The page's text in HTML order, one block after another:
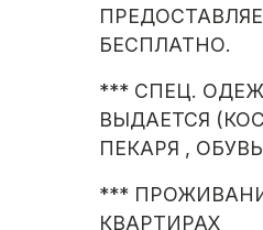
БЕСПЛАТНО.
*** СПЕЦ.
ВЫДАЕТСЯ
ПЕКАРЯ ,
***
КВАРТИРАХ